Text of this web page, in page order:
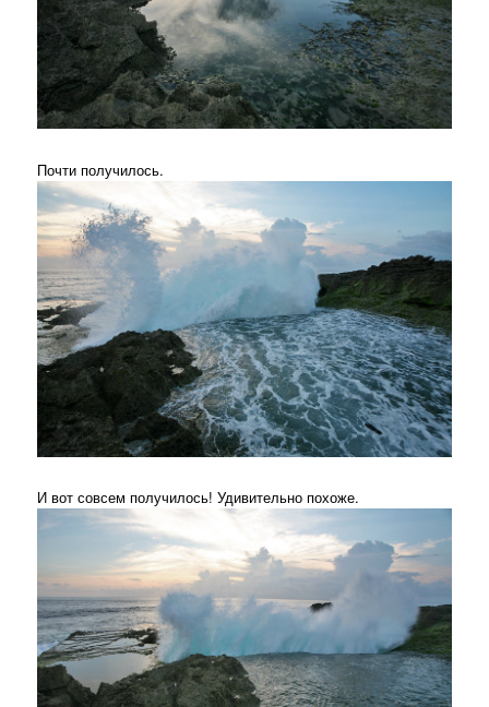
Почти получилось.
И вот совсем получилось! Удивительно похоже.